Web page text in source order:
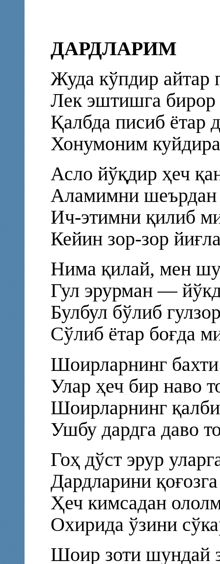
ДАРДЛАРИМ
Жуда кўпдир айтар
Лек эштишга бирор
Қалбда писиб ётар
Хонумоним
Асло йўқдир ҳеч
Аламимни шеърдан
Ич-этимни қилиб
Кейин зор-зор
Нима қилай, мен
Гул эрурман —
Булбул бўлиб
Сўлиб ётар боғда
Шоирларнинг
Улар ҳеч бир наво
Шоирларнинг
Ушбу дардга даво
Гоҳ дўст эрур
Дардларини
Ҳеч кимсадан
Охирида ўзини
Шоир зоти шундай